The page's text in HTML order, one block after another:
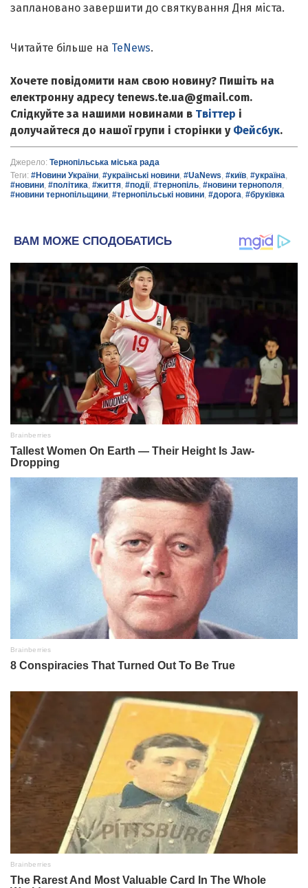
заплановано завершити до святкування Дня міста.
Читайте більше на TeNews.
Хочете повідомити нам свою новину? Пишіть на
електронну адресу tenews.te.ua@gmail.com.
Слідкуйте за нашими новинами в Твіттер і
долучайтеся до нашої групи і сторінки у Фейсбук.
Джерело: Тернопільська міська рада
Теги: #Новини України, #українські новини, #UaNews, #київ, #україна,
#новини, #політика, #життя, #події, #тернопіль, #новини тернополя,
#новини тернопільщини, #тернопільські новини, #дорога, #бруківка